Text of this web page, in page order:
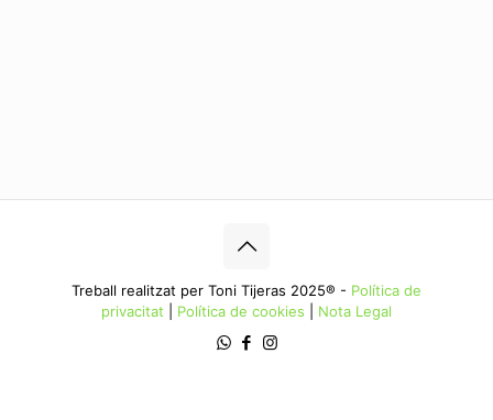
Treball realitzat per Toni Tijeras 2025® - Política de
privacitat
Política de cookies Nota Legal